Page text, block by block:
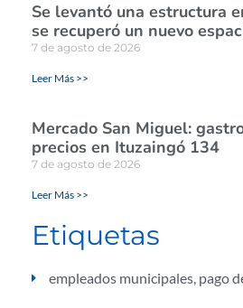
Se levantó una estructura
se recuperó un nuevo
7 de agosto de 2026
Leer Más >>
Mercado San Miguel:
precios en Ituzaingó 134
7 de agosto de 2026
Leer Más >>
Etiquetas
empleados municipales, pago